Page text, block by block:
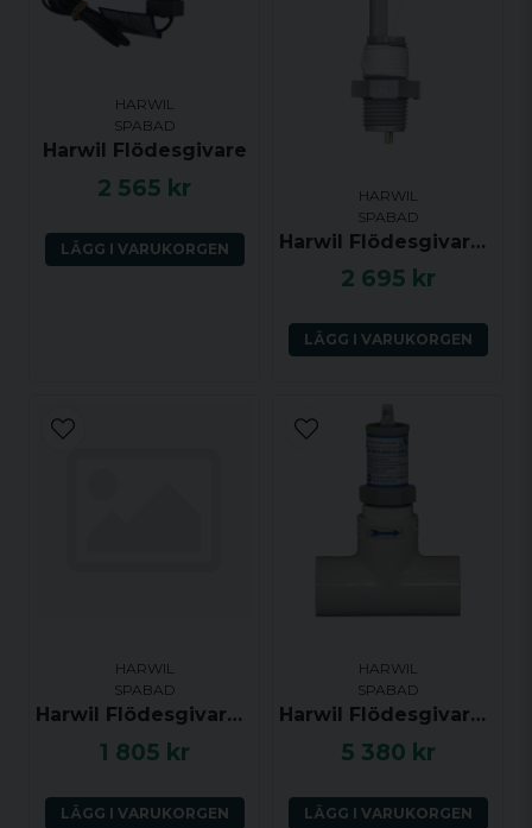
HARWIL
SPABAD
Harwil Flödesgivare
2 565 kr
LÄGG I VARUKORGEN
HARWIL
SPABAD
Harwil Flödesgivare (endast givare, lång)
2 695 kr
LÄGG I VARUKORGEN
HARWIL
SPABAD
Harwil Flödesgivare med utlopp för frysskydd
1 805 kr
LÄGG I VARUKORGEN
HARWIL
SPABAD
Harwil Flödesgivare med 0.75 tums ho-ho anslutning
5 380 kr
LÄGG I VARUKORGEN